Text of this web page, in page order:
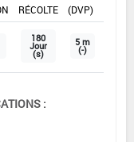
RÉCOLTE
(DVP)
180
Jour
(s)
5 m
(-)
: